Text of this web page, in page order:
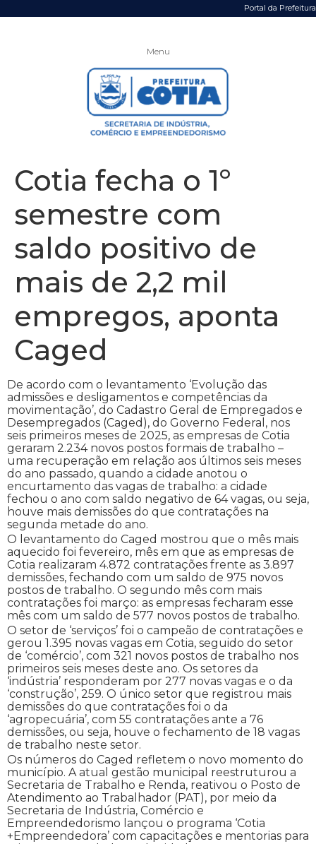
Portal da Prefeitura
Menu
Cotia fecha o 1º
semestre com
saldo positivo de
mais de 2,2 mil
empregos, aponta
Caged
De acordo com o levantamento ‘Evolução das
admissões e desligamentos e competências da
movimentação’, do Cadastro Geral de Empregados e
Desempregados (Caged), do Governo Federal, nos
seis primeiros meses de 2025, as empresas de Cotia
geraram 2.234 novos postos formais de trabalho –
uma recuperação em relação aos últimos seis meses
do ano passado, quando a cidade anotou o
encurtamento das vagas de trabalho: a cidade
fechou o ano com saldo negativo de 64 vagas, ou seja,
houve mais demissões do que contratações na
segunda metade do ano.
O levantamento do Caged mostrou que o mês mais
aquecido foi fevereiro, mês em que as empresas de
Cotia realizaram 4.872 contratações frente as 3.897
demissões, fechando com um saldo de 975 novos
postos de trabalho. O segundo mês com mais
contratações foi março: as empresas fecharam esse
mês com um saldo de 577 novos postos de trabalho.
O setor de ‘serviços’ foi o campeão de contratações e
gerou 1.395 novas vagas em Cotia, seguido do setor
de ‘comércio’, com 321 novos postos de trabalho nos
primeiros seis meses deste ano. Os setores da
‘indústria’ responderam por 277 novas vagas e o da
‘construção’, 259. O único setor que registrou mais
demissões do que contratações foi o da
‘agropecuária’, com 55 contratações ante a 76
demissões, ou seja, houve o fechamento de 18 vagas
de trabalho neste setor.
Os números do Caged refletem o novo momento do
município. A atual gestão municipal reestruturou a
Secretaria de Trabalho e Renda, reativou o Posto de
Atendimento ao Trabalhador (PAT), por meio da
Secretaria de Indústria, Comércio e
Empreendedorismo lançou o programa ‘Cotia
+Empreendedora’ com capacitações e mentorias para